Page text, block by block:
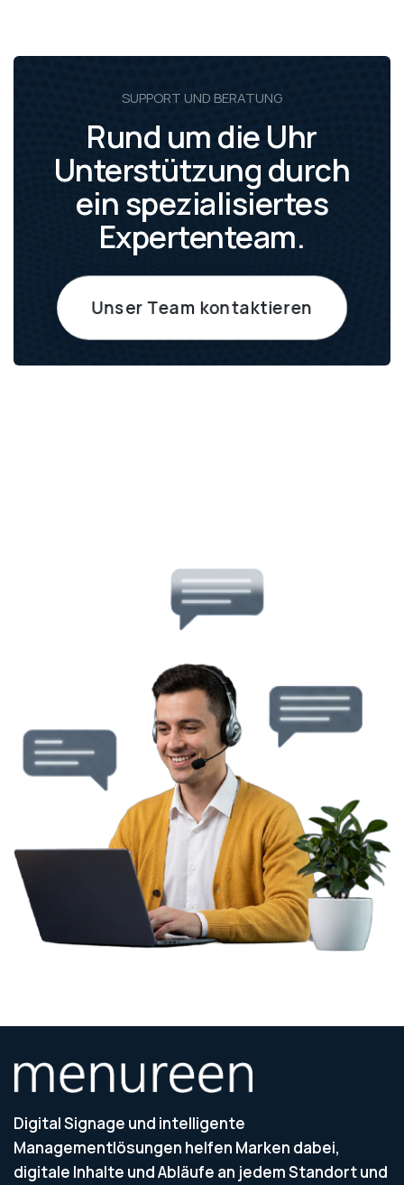
SUPPORT UND BERATUNG
Rund um die Uhr
Unterstützung durch
ein spezialisiertes
Expertenteam.
Unser Team kontaktieren
Digital Signage und intelligente
Managementlösungen helfen Marken dabei,
digitale Inhalte und Abläufe an jedem Standort und